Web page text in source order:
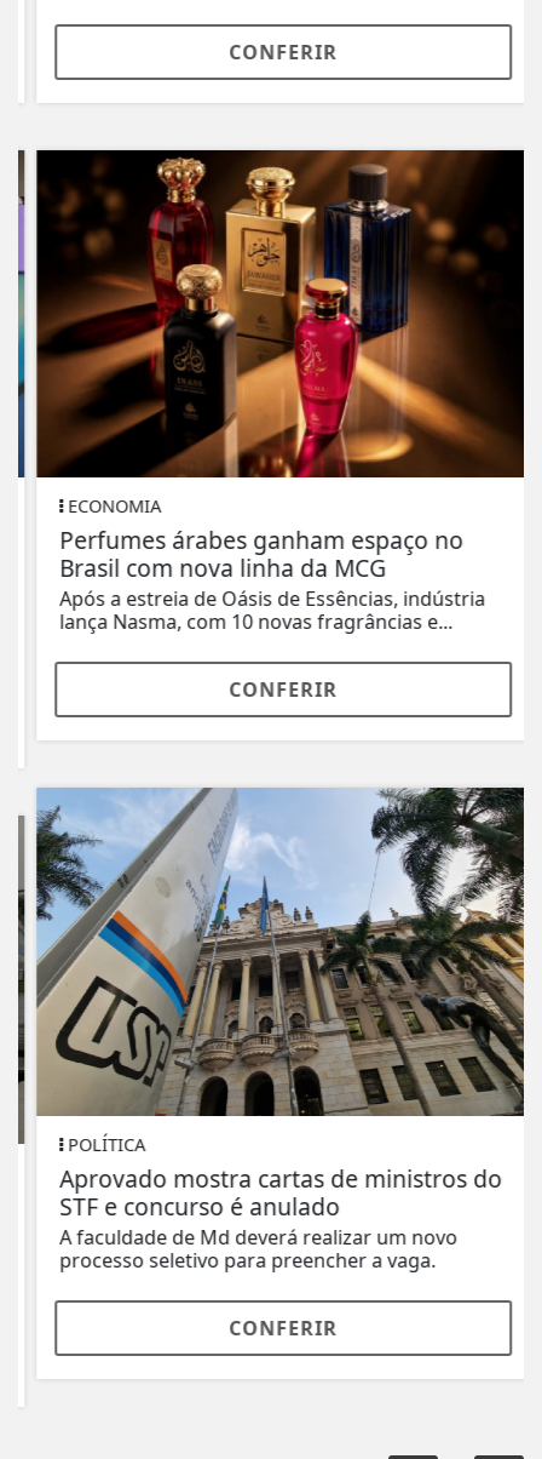
CONFERIR
ECONOMIA
Perfumes árabes ganham espaço no
Brasil com nova linha da MCG
Após a estreia de Oásis de Essências, indústria
lança Nasma, com 10 novas fragrâncias e...
CONFERIR
POLÍTICA
Aprovado mostra cartas de ministros do
STF e concurso é anulado
A faculdade de Md deverá realizar um novo
processo seletivo para preencher a vaga.
CONFERIR